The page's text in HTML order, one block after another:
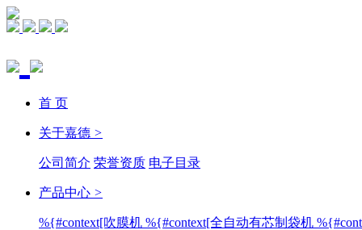
首 页
关于嘉德 >
公司简介 荣誉资质 电子目录
产品中心 >
%{#context[吹膜机 %{#context[全自动有芯制袋机